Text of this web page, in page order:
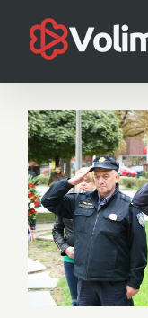
content
View
Larger
Image